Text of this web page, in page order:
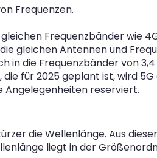
Frequenzen.
Frequenzbänder wie
gleichen Antennen und
in die Frequenzbänder von 3,4
für 2025 geplant ist, wird
Angelegenheiten reserviert.
die Wellenlänge. Aus
liegt in der